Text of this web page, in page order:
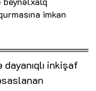
imkan
inkişaf